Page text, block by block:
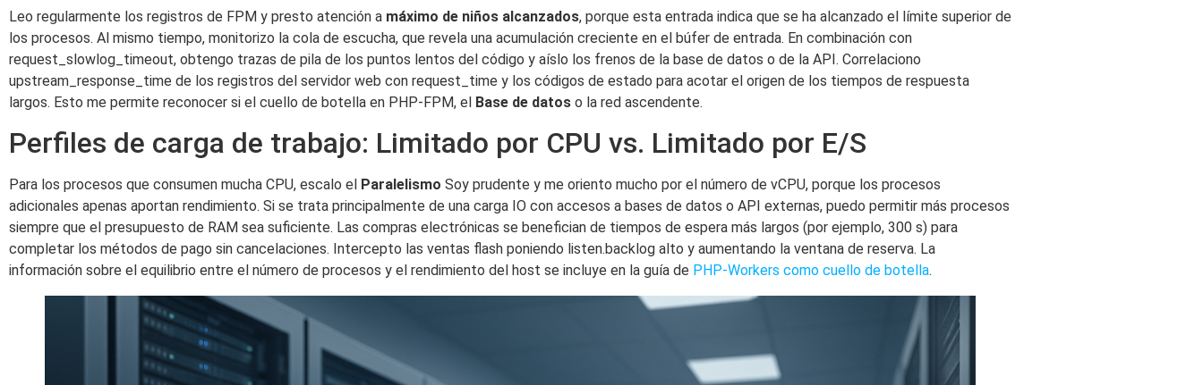
Leo regularmente los registros de FPM y presto atención a máximo de niños alcanzados, porque esta entrada indica que se ha alcanzado el límite superior de
los procesos. Al mismo tiempo, monitorizo la cola de escucha, que revela una acumulación creciente en el búfer de entrada. En combinación con
request_slowlog_timeout, obtengo trazas de pila de los puntos lentos del código y aíslo los frenos de la base de datos o de la API. Correlaciono
upstream_response_time de los registros del servidor web con request_time y los códigos de estado para acotar el origen de los tiempos de respuesta
largos. Esto me permite reconocer si el cuello de botella en PHP-FPM, el Base de datos o la red ascendente.
Perfiles de carga de trabajo: Limitado por CPU vs. Limitado por E/S
Para los procesos que consumen mucha CPU, escalo el Paralelismo Soy prudente y me oriento mucho por el número de vCPU, porque los procesos
adicionales apenas aportan rendimiento. Si se trata principalmente de una carga IO con accesos a bases de datos o API externas, puedo permitir más procesos
siempre que el presupuesto de RAM sea suficiente. Las compras electrónicas se benefician de tiempos de espera más largos (por ejemplo, 300 s) para
completar los métodos de pago sin cancelaciones. Intercepto las ventas flash poniendo listen.backlog alto y aumentando la ventana de reserva. La
información sobre el equilibrio entre el número de procesos y el rendimiento del host se incluye en la guía de PHP-Workers como cuello de botella.